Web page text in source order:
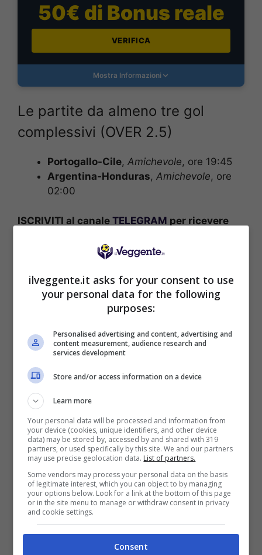
50€ di Bonus reale
VERIFICA
Mostra Informazioni
Le partite da almeno tre gol
complessivi (OVER 2.5)
Portogallo-Cile, Amichevole, ore 19:45
Argentina-Honduras, Amichevole, ore
02:00
ISCRIVITI al canale TELEGRAM per ricevere
vincenti su MARCATORI, TIRI E AMMONITI:
Le partite da almeno un gol per
squadra (GOL)
Stati Uniti-Germania,Amichevole
Comparazione quota totale (over 2.5 +
gol): 3.06
3.06LOTTOMATICA
Il “clamoroso”
2 + GOLinStati Uniti-Germania,Amichevole
ore 20:30
ilveggente.it asks for your consent to use
your personal data for the following
purposes:
Personalised advertising and content, advertising and
content measurement, audience research and
services development
Store and/or access information on a device
Learn more
Your personal data will be processed and information from
your device (cookies, unique identifiers, and other device
data) may be stored by, accessed by and shared with 319
partners, or used specifically by this site. We and our partners
may use precise geolocation data. List of partners.
Some vendors may process your personal data on the basis
of legitimate interest, which you can object to by managing
your options below. Look for a link at the bottom of this page
or in the site menu to manage or withdraw consent in privacy
and cookie settings.
Consent